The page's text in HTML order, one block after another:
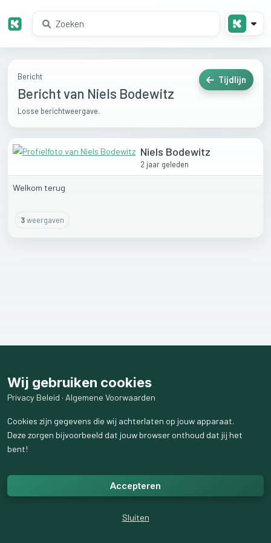
Bericht
Bericht van Niels Bodewitz
Losse berichtweergave.
Tijdlijn
Niels Bodewitz
2 jaar geleden
Welkom terug
3weergaven
Wij gebruiken cookies
Privacy Beleid · Algemene Voorwaarden
Cookies zijn gegevens die wij achterlaten op jouw apparaat.
Deze zorgen bijvoorbeeld dat jouw browser onthoud dat jij het
bent!
Accepteren
Sluiten